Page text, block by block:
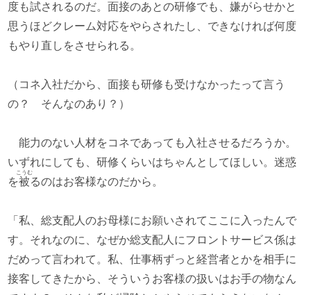
度も試されるのだ。面接のあとの研修でも、嫌がらせかと
思うほどクレーム対応をやらされたし、できなければ何度
もやり直しをさせられる。
（コネ入社だから、面接も研修も受けなかったって言う
の？ そんなのあり？）
能力のない人材をコネであっても入社させるだろうか。
いずれにしても、研修くらいはちゃんとしてほしい。迷惑
を被
こうむ
るのはお客様なのだから。
「私、総支配人のお母様にお願いされてここに入ったんで
す。それなのに、なぜか総支配人にフロントサービス係は
だめって言われて。私、仕事柄ずっと経営者とかを相手に
接客してきたから、そういうお客様の扱いはお手の物なん